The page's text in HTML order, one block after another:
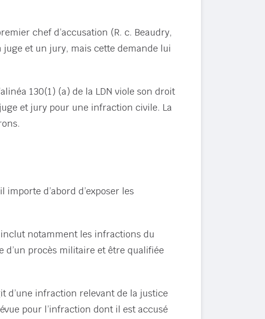
chef d’accusation (R. c. Beaudry,
juge et un jury, mais cette demande lui
130(1) (a) de la LDN viole son droit
et jury pour une infraction civile. La
d’abord d’exposer les
inclut notamment les infractions du
procès militaire et être qualifiée
d’une infraction relevant de la justice
pour l’infraction dont il est accusé